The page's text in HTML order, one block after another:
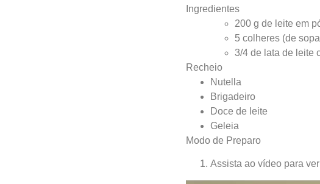
Ingredientes
200 g de leite em
5 colheres (de
3/4 de lata de leite
Recheio
Nutella
Brigadeiro
Doce de leite
Geleia
Modo de Preparo
Assista ao vídeo para